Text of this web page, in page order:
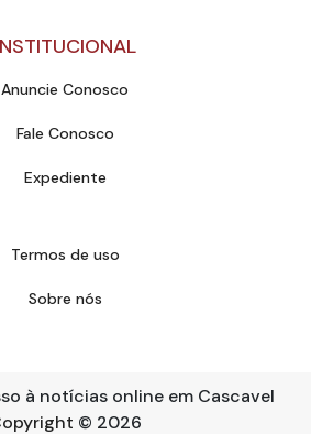
Anuncie Conosco
Fale Conosco
Expediente
Termos de uso
Sobre nós
à notícias online em Cascavel
© 2026